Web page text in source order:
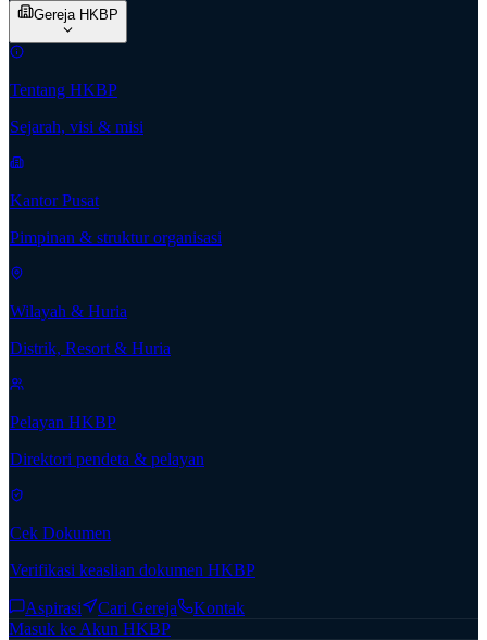
Gereja HKBP
Tentang HKBP
Sejarah, visi & misi
Kantor Pusat
Pimpinan & struktur organisasi
Wilayah & Huria
Distrik, Resort & Huria
Pelayan HKBP
Direktori pendeta & pelayan
Cek Dokumen
Verifikasi keaslian dokumen HKBP
Aspirasi Cari Gereja
Kontak
Masuk ke Akun HKBP